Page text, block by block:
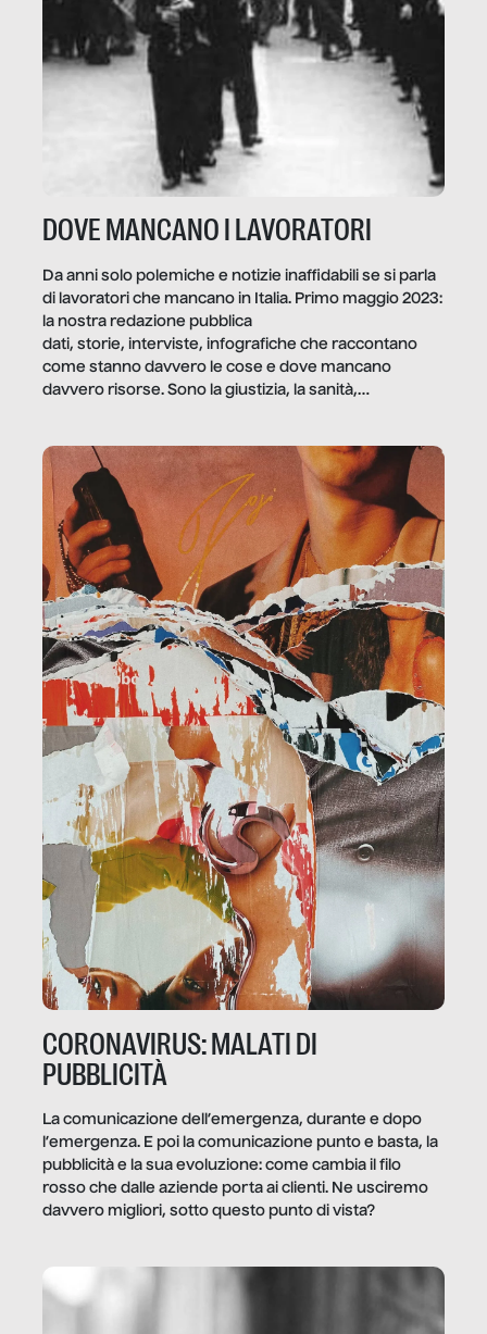
DOVE MANCANO I LAVORATORI
Da anni solo polemiche e notizie inaffidabili se si parla
di lavoratori che mancano in Italia. Primo maggio 2023:
la nostra redazione pubblica
dati, storie, interviste, infografiche che raccontano
come stanno davvero le cose e dove mancano
davvero risorse. Sono la giustizia, la sanità,
CORONAVIRUS: MALATI DI
PUBBLICITÀ
La comunicazione dell’emergenza, durante e dopo
l’emergenza. E poi la comunicazione punto e basta, la
pubblicità e la sua evoluzione: come cambia il filo
rosso che dalle aziende porta ai clienti. Ne usciremo
davvero migliori, sotto questo punto di vista?